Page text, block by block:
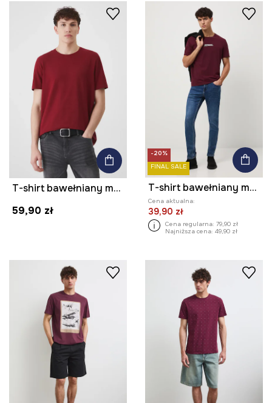
T-shirt bawełniany męski z domieszką elastanu gładki kolor bordowy
59,90 zł
-20%
FINAL SALE
T-shirt bawełniany męski z elastanem z nadrukiem
Cena aktualna:
39,90 zł
Cena regularna: 79,90 zł
Najniższa cena: 49,90 zł